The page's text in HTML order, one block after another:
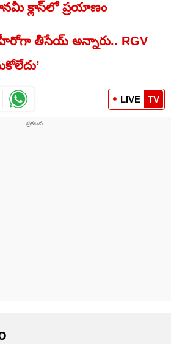
క్లాస్‌లో ప్రయాణం
హీరోగా తీసేయ్ అన్నారు.. RGV
LIVE TV